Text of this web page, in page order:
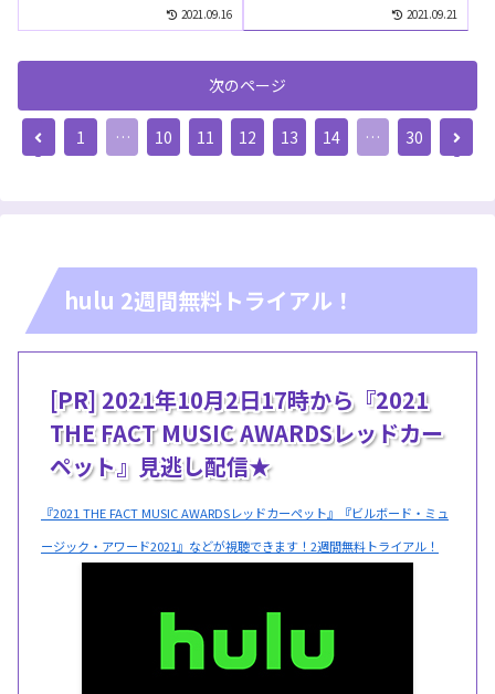
2021.09.16 2021.09.21
次のページ
前
1 … 10 11 12 13 14 … 30
次
hulu 2週間無料トライアル！
[PR] 2021年10月2日17時から『2021
THE FACT MUSIC AWARDSレッドカー
ペット』見逃し配信★
『2021 THE FACT MUSIC AWARDSレッドカーペット』『ビルボード・ミュ
ージック・アワード2021』などが視聴できます！2週間無料トライアル！